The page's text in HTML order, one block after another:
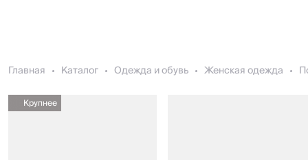
Главная Каталог Одежда и обувь Женская одежда
Крупнее